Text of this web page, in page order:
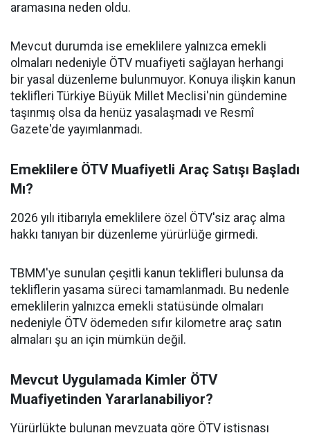
aramasına neden oldu.
Mevcut durumda ise emeklilere yalnızca emekli
olmaları nedeniyle ÖTV muafiyeti sağlayan herhangi
bir yasal düzenleme bulunmuyor. Konuya ilişkin kanun
teklifleri Türkiye Büyük Millet Meclisi'nin gündemine
taşınmış olsa da henüz yasalaşmadı ve Resmî
Gazete'de yayımlanmadı.
Emeklilere ÖTV Muafiyetli Araç Satışı Başladı
Mı?
2026 yılı itibarıyla emeklilere özel ÖTV'siz araç alma
hakkı tanıyan bir düzenleme yürürlüğe girmedi.
TBMM'ye sunulan çeşitli kanun teklifleri bulunsa da
tekliflerin yasama süreci tamamlanmadı. Bu nedenle
emeklilerin yalnızca emekli statüsünde olmaları
nedeniyle ÖTV ödemeden sıfır kilometre araç satın
almaları şu an için mümkün değil.
Mevcut Uygulamada Kimler ÖTV
Muafiyetinden Yararlanabiliyor?
Yürürlükte bulunan mevzuata göre ÖTV istisnası